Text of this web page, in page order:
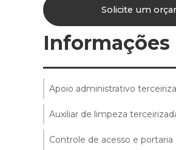
Solicite um
Informações
Apoio administrativo
Auxiliar de limpeza
Controle de acesso e portaria